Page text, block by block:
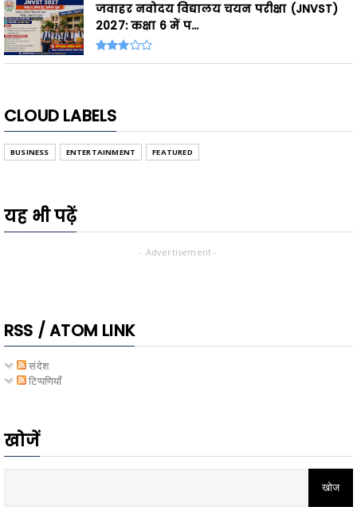
जवाहर नवोदय विद्यालय चयन परीक्षा (JNVST)
2027: कक्षा 6 में प...
CLOUD LABELS
BUSINESS ENTERTAINMENT FEATURED
यह भी पढ़ें
- Advertisement -
RSS / ATOM LINK
संदेश
टिप्पणियाँ
खोजें